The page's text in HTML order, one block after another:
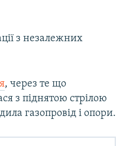
з незалежних
, через те що
з піднятою стрілою
газопровід і опори.